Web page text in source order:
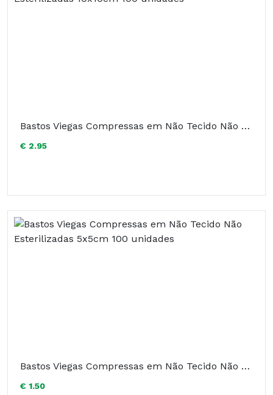
Bastos Viegas Compressas em Não Tecido Não Esterilizadas 10x10cm 100 unidades
€ 2.95
Bastos Viegas Compressas em Não Tecido Não Esterilizadas 5x5cm 100 unidades
€ 1.50